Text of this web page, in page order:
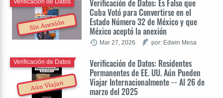
Sin Anexión
Verificación de Datos: Es Falso que
Cuba Votó para Convertirse en el
Estado Número 32 de México y que
México aceptó la anexión
Verificación de Datos
Mar 27, 2026 por: Edwin Mesa
Aún Viajan
Verificación de Datos: Residentes
Permanentes de EE. UU. Aún Pueden
Viajar Internacionalmente -- Al 26 de
marzo del 2025
Verificación de Datos